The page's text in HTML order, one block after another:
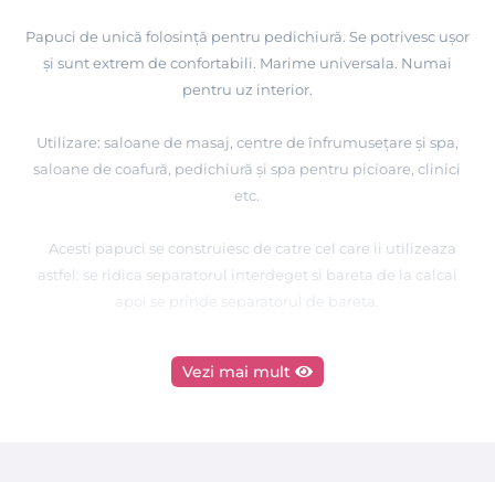
Papuci de unică folosință pentru pedichiură. Se potrivesc ușor
și sunt extrem de confortabili. Marime universala. Numai
pentru uz interior.
Utilizare: saloane de masaj, centre de înfrumusețare și spa,
saloane de coafură, pedichiură și spa pentru picioare, clinici
etc.
Acesti papuci se construiesc de catre cel care ii utilizeaza
astfel: se ridica separatorul interdeget si bareta de la calcai
apoi se prinde separatorul de bareta.
Pentru protectie de praf si pentru a evita stricarea pedichiurii
Vezi mai mult